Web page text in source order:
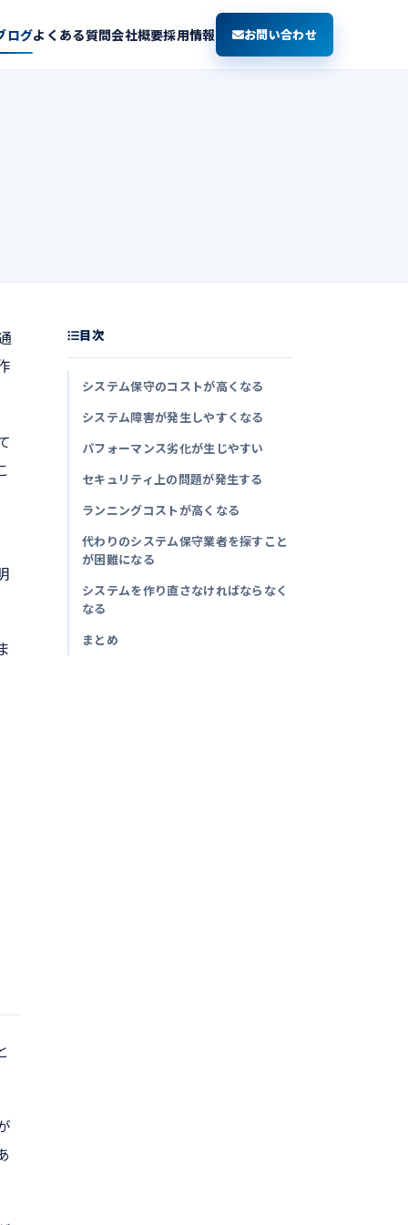
ログよくある質問会社概要採用情報 お問い合わせ
目次
システム保守のコストが高くなる
システム障害が発生しやすくなる
パフォーマンス劣化が生じやすい
セキュリティ上の問題が発生する
ランニングコストが高くなる
代わりのシステム保守業者を探すこと
が困難になる
システムを作り直さなければならなく
なる
まとめ